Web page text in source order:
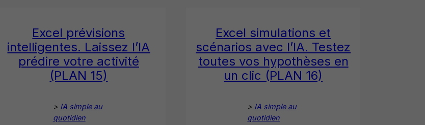
Excel prévisions
intelligentes. Laissez l’IA
prédire votre activité
(PLAN 15)
> IA simple au
quotidien
Excel simulations et
scénarios avec l’IA. Testez
toutes vos hypothèses en
un clic (PLAN 16)
> IA simple au
quotidien